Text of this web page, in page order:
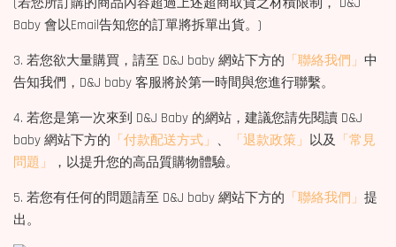
Baby 會以Email告知您的訂單將拆單出貨。)
3. 若您欲大量購買，請至 D&J baby 網站下方的 「聯絡我們」 中
告知我們，D&J baby 客服將於第一時間與您進行聯繫。
4. 若您是第一次來到 D&J Baby 的網站，建議您請先閱讀 D&J
baby 網站下方的 「付款配送方式」 、 「退款政策」 以及 「常見
問題」
，以提升您的高品質購物體驗。
5. 若您有任何的問題請至 D&J baby 網站下方的 「聯絡我們」 提
出。